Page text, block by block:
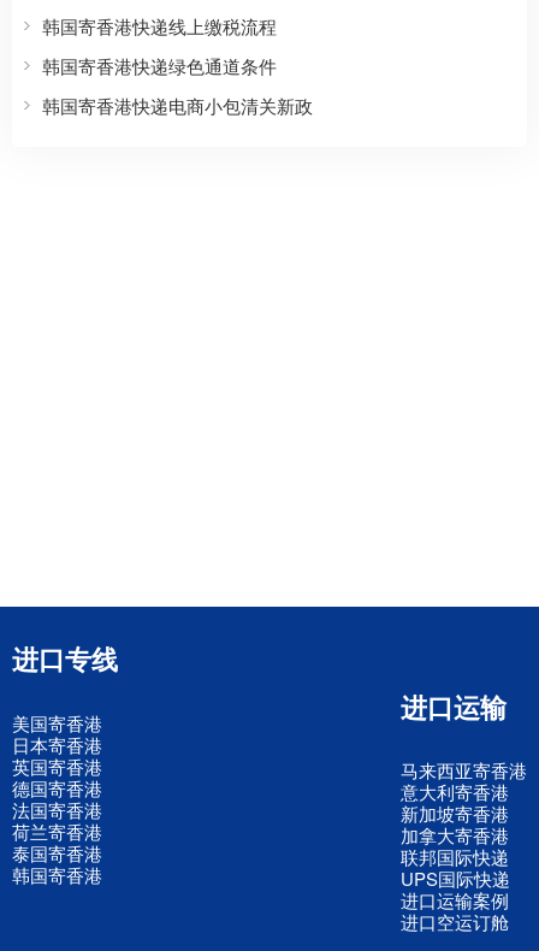
韩国寄香港快递线上缴税流程
韩国寄香港快递绿色通道条件
韩国寄香港快递电商小包清关新政
进口专线
美国寄香港
日本寄香港
英国寄香港
德国寄香港
法国寄香港
荷兰寄香港
泰国寄香港
韩国寄香港
进口运输
马来西亚寄香港
意大利寄香港
新加坡寄香港
加拿大寄香港
联邦国际快递
UPS国际快递
进口运输案例
进口空运订舱